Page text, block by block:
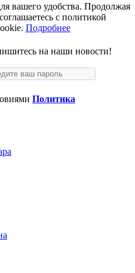
вашего удобства. Продолжая
с политикой
Подробнее
на наши новости!
Политика